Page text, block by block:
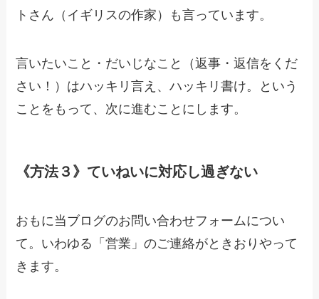
トさん（イギリスの作家）も言っています。
言いたいこと・だいじなこと（返事・返信をくだ
さい！）はハッキリ言え、ハッキリ書け。という
ことをもって、次に進むことにします。
《方法３》ていねいに対応し過ぎない
おもに当ブログのお問い合わせフォームについ
て。いわゆる「営業」のご連絡がときおりやって
きます。